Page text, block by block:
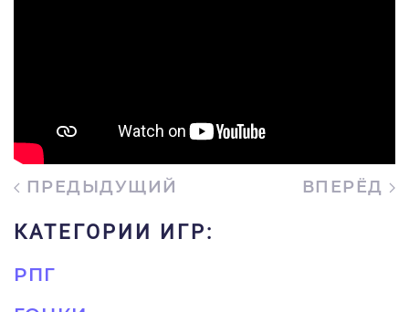
ПРЕДЫДУЩИЙ ВПЕРЁД
КАТЕГОРИИ ИГР:
РПГ